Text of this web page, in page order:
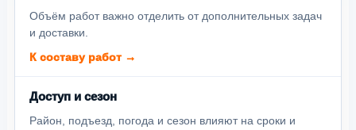
Объём работ важно отделить от дополнительных задач
и доставки.
К составу работ →
Доступ и сезон
Район, подъезд, погода и сезон влияют на сроки и